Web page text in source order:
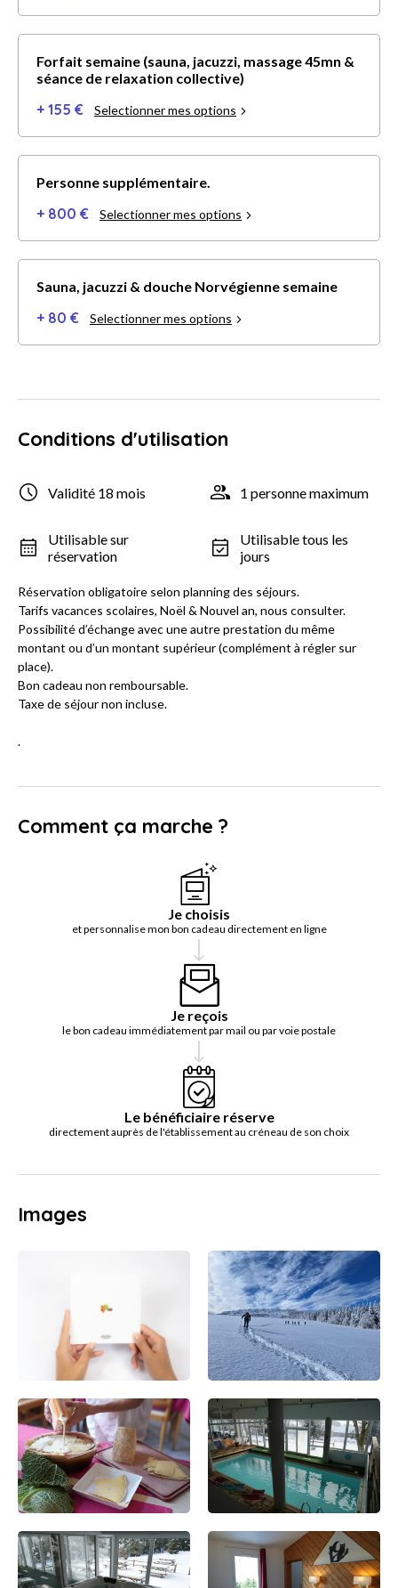
Forfait semaine (sauna, jacuzzi, massage 45mn &
séance de relaxation collective)
+ 155 € Selectionner mes options
Personne supplémentaire.
+ 800 € Selectionner mes options
Sauna, jacuzzi & douche Norvégienne semaine
+ 80 € Selectionner mes options
Conditions d'utilisation
Validité 18 mois 1 personne maximum
Utilisable sur
réservation
Utilisable tous les
jours
Réservation obligatoire selon planning des séjours.
Tarifs vacances scolaires, Noël & Nouvel an, nous consulter.
Possibilité d’échange avec une autre prestation du même
montant ou d’un montant supérieur (complément à régler sur
place).
Bon cadeau non remboursable.
Taxe de séjour non incluse.
.
Comment ça marche ?
Je choisis
et personnalise mon bon cadeau directement en ligne
Je reçois
le bon cadeau immédiatement par mail ou par voie postale
Le bénéficiaire réserve
directement auprès de l'établissement au créneau de son choix
Images